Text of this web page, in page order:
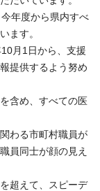
年度から県内すべ
ます。
月1日から、支援
提供するよう努め
含め、すべての医
わる市町村職員が
員同士が顔の見え
超えて、スピーデ